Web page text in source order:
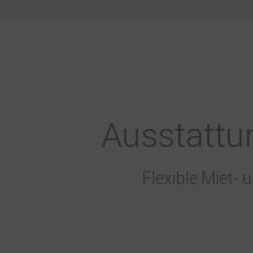
Flexible Miet-